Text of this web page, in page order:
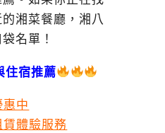
湘菜餐廳，湘八
名單！
住宿推薦
中
體驗服務